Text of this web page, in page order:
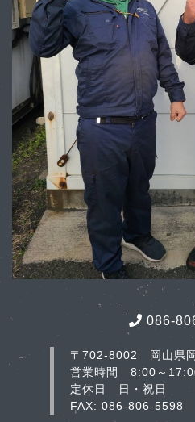
086-
〒702-8002 岡山県
営業時間 8:00～
定休日 日・祝日
FAX: 086-806-5598